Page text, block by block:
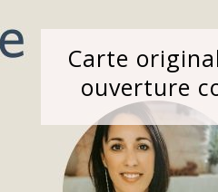
Carte
ouverture